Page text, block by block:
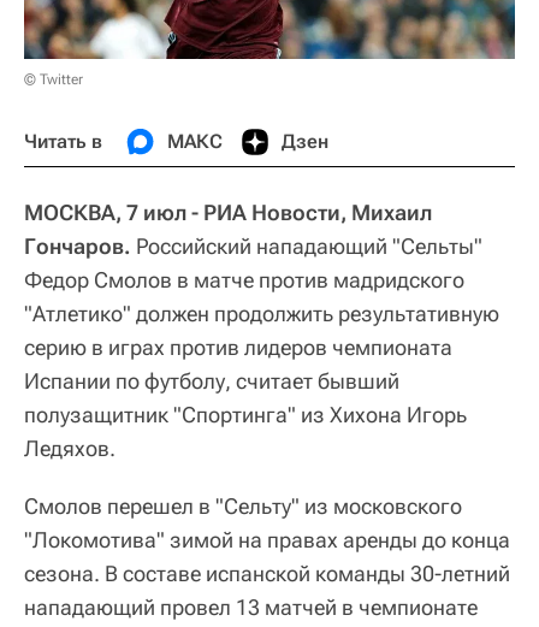
© Twitter
Читать в МАКС Дзен
МОСКВА, 7 июл ‑ РИА Новости, Михаил
Гончаров. Российский нападающий "Сельты"
Федор Смолов в матче против мадридского
"Атлетико" должен продолжить результативную
серию в играх против лидеров чемпионата
Испании по футболу, считает бывший
полузащитник "Спортинга" из Хихона Игорь
Ледяхов.
Смолов перешел в "Сельту" из московского
"Локомотива" зимой на правах аренды до конца
сезона. В составе испанской команды 30-летний
нападающий провел 13 матчей в чемпионате